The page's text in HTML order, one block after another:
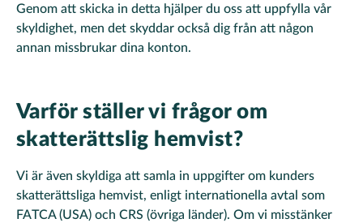
Genom att skicka in detta hjälper du oss att uppfylla vår
skyldighet, men det skyddar också dig från att någon
annan missbrukar dina konton.
Varför ställer vi frågor om
skatterättslig hemvist?
Vi är även skyldiga att samla in uppgifter om kunders
skatterättsliga hemvist, enligt internationella avtal som
FATCA (USA) och CRS (övriga länder). Om vi misstänker